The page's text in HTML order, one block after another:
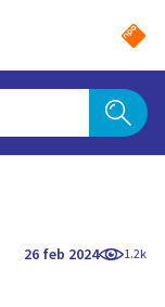
26 feb 2024 1.2k